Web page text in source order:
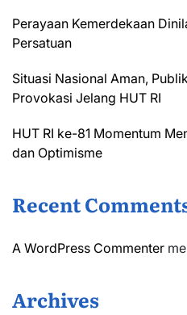
Perayaan Kemerdekaan
Persatuan
Situasi Nasional Aman,
Provokasi Jelang HUT RI
HUT RI ke-81 Momentum
dan Optimisme
Recent
A WordPress Commenter
Archives